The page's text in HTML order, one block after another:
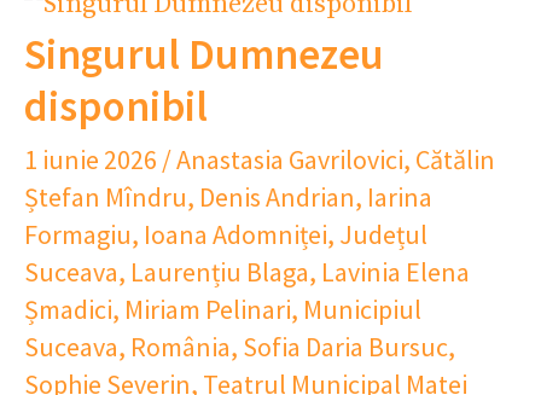
Singurul Dumnezeu
disponibil
1 iunie 2026 /Anastasia Gavrilovici, Cătălin
Ștefan Mîndru, Denis Andrian, Iarina
Formagiu, Ioana Adomniței, Județul
Suceava, Laurențiu Blaga, Lavinia Elena
Șmadici, Miriam Pelinari, Municipiul
Suceava, România, Sofia Daria Bursuc,
Sophie Severin, Teatrul Municipal Matei